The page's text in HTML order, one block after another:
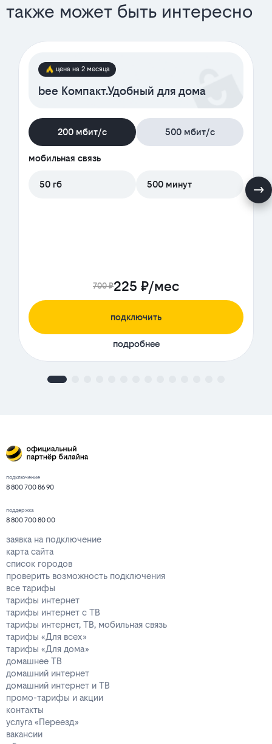
также может быть интересно
цена на 2 месяца
bee Компакт.Удобный для дома
200 мбит/с 500 мбит/с
мобильная связь
50 гб 500 минут
700 ₽225 ₽/мес
подключить
подробнее
подключение
8 800 700 86 90
поддержка
8 800 700 80 00
заявка на подключение
карта сайта
список городов
проверить возможность подключения
все тарифы
тарифы интернет
тарифы интернет с ТВ
тарифы интернет, ТВ, мобильная связь
тарифы «Для всех»
тарифы «Для дома»
домашнее ТВ
домашний интернет
домашний интернет и ТВ
промо-тарифы и акции
контакты
услуга «Переезд»
вакансии